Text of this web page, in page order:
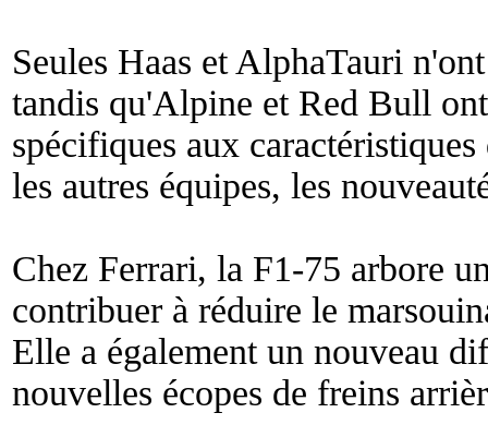
Seules Haas et AlphaTauri
tandis qu'Alpine et Red Bull
spécifiques aux
les autres équipes, les
Chez Ferrari, la F1-75 arbore
contribuer à réduire le
Elle a également un nouveau
nouvelles écopes de freins